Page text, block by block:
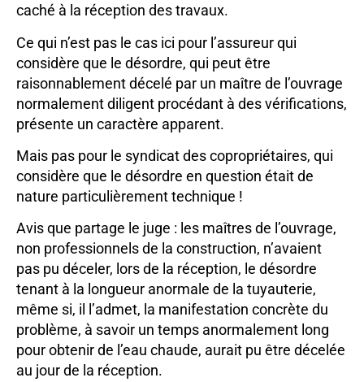
caché à la réception des travaux.
Ce qui n’est pas le cas ici pour l’assureur qui
considère que le désordre, qui peut être
raisonnablement décelé par un maître de l’ouvrage
normalement diligent procédant à des vérifications,
présente un caractère apparent.
Mais pas pour le syndicat des copropriétaires, qui
considère que le désordre en question était de
nature particulièrement technique !
Avis que partage le juge : les maîtres de l’ouvrage,
non professionnels de la construction, n’avaient
pas pu déceler, lors de la réception, le désordre
tenant à la longueur anormale de la tuyauterie,
même si, il l’admet, la manifestation concrète du
problème, à savoir un temps anormalement long
pour obtenir de l’eau chaude, aurait pu être décelée
au jour de la réception.